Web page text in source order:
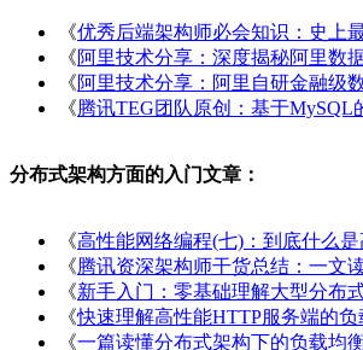
《优秀后端架构师必会知识：史上
《阿里技术分享：深度揭秘阿里数
《阿里技术分享：阿里自研金融级
《腾讯TEG团队原创：基于
分布式架构方面的入门文章：
《高性能网络编程(七)：到底什么是
《腾讯资深架构师干货总结：一文
《新手入门：零基础理解大型分布
《快速理解高性能HTTP服务端的
《一篇读懂分布式架构下的负载均